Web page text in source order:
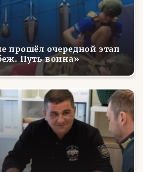
прошёл очередной этап
Путь воина»